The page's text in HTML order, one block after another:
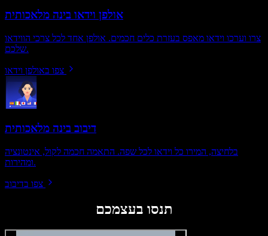
אולפן וידאו בינה מלאכותית
צרו וערכו וידאו מאפס בעזרת כלים חכמים. אולפן אחד לכל צרכי הווידאו
שלכם.
צפו באולפן וידאו
דיבוב בינה מלאכותית
בלחיצה, המירו כל וידאו לכל שפה. התאמה חכמה לקול, אינטונציה
ומהירות.
צפו בדיבוב
תנסו בעצמכם